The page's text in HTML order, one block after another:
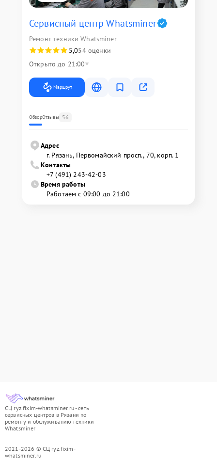
Сервисный центр Whatsminer
Ремонт техники Whatsminer
5,054 оценки
Открыто до 21:00
Маршрут
ОбзорОтзывы 56
Адрес
г. Рязань, Первомайский просп., 70, корп. 1
Контакты
+7 (491) 243-42-03
Время работы
Работаем с 09:00 до 21:00
СЦ ryz.fixim-whatsminer.ru - сеть
сервисных центров в Рязани по
ремонту и обслуживанию техники
Whatsminer
2021-2026 © СЦ ryz.fixim-
whatsminer.ru